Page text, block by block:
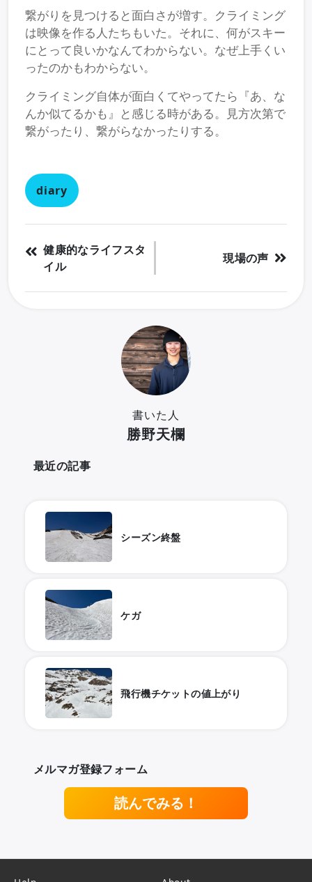
繋がりを見つけると面白さが増す。クライミング
は映像を作る人たちもいた。それに、何がスキー
にとって良いかなんてわからない。なぜ上手くい
ったのかもわからない。
クライミング自体が面白くてやってたら『あ、な
んか似てるかも』と感じる時がある。見方次第で
繋がったり、繋がらなかったりする。
diary
健康的なライフスタ
イル
現場の声
書いた人
勝野天欄
最近の記事
シーズン終盤
ケガ
飛行機チケットの値上がり
メルマガ登録フォーム
読んでみる！